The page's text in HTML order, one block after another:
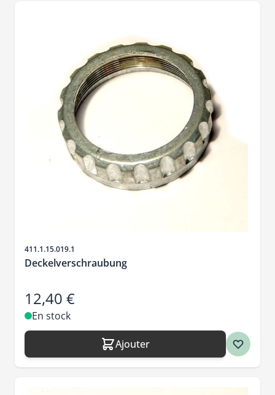
SKU
411.1.15.019.1
Deckelverschraubung
12,40 €
En stock
Ajouter